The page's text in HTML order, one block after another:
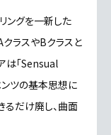
ングを一新した
ラスやBクラスと
は「Sensual
ンツの基本思想に
るだけ廃し、曲面